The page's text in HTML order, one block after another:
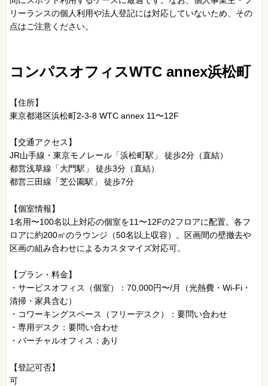
リーランスの個人利用や法人登記には対応していないため、その
点はご注意ください。
コンパスオフィスWTC annex浜松町
【住所】
東京都港区浜松町2-3-8 WTC annex 11〜12F
【交通アクセス】
JR山手線・東京モノレール「浜松町駅」 徒歩2分（直結）
都営浅草線「大門駅」 徒歩3分（直結）
都営三田線「芝公園駅」 徒歩7分
【個室情報】
1名用〜100名以上対応の個室を11〜12Fの2フロアに配置。各フ
ロアに約200㎡のラウンジ（50名以上収容）。区画間の壁撤去や
区画の組み合わせによるカスタマイズ対応可。
【プラン・料金】
・サービスオフィス（個室）：70,000円〜/月（光熱費・Wi-Fi・
清掃・家具含む）
・コワーキングスペース（フリーデスク）：要問い合わせ
・専用デスク：要問い合わせ
・バーチャルオフィス：あり
【登記可否】
可